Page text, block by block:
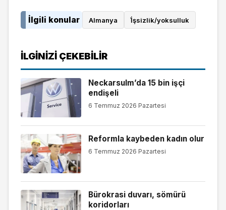
İlgili konular Almanya İ̇şsizlik/yoksulluk
İLGINIZI ÇEKEBILIR
Neckarsulm’da 15 bin işçi
endişeli
6 Temmuz 2026 Pazartesi
Reformla kaybeden kadın olur
6 Temmuz 2026 Pazartesi
Bürokrasi duvarı, sömürü
koridorları